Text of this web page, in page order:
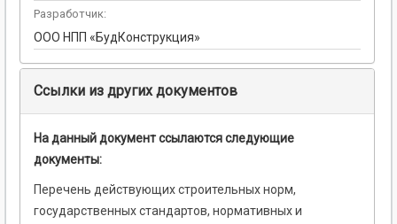
Разработчик:
ООО НПП «БудКонструкция»
Ссылки из других документов
На данный документ ссылаются следующие
документы:
Перечень действующих строительных норм,
государственных стандартов, нормативных и